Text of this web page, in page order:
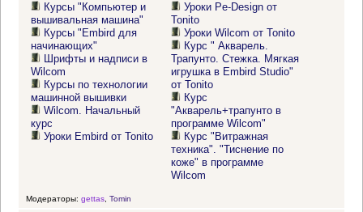
Курсы "Компьютер и
вышивальная машина"
Курсы "Embird для
начинающих"
Шрифты и надписи в
Wilcom
Курсы по технологии
машинной вышивки
Wilcom. Начальный
курс
Уроки Embird от Tonito
Уроки Pe-Design от
Tonito
Уроки Wilcom от Tonito
Курс " Акварель.
Трапунто. Стежка. Мягкая
игрушка в Embird Studio"
от Tonito
Курс
"Акварель+трапунто в
программе Wilcom"
Курс "Витражная
техника". "Тиснение по
коже" в программе
Wilcom
Модераторы: gettas, Tomin